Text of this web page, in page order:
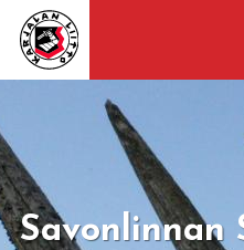
Savonlinnan